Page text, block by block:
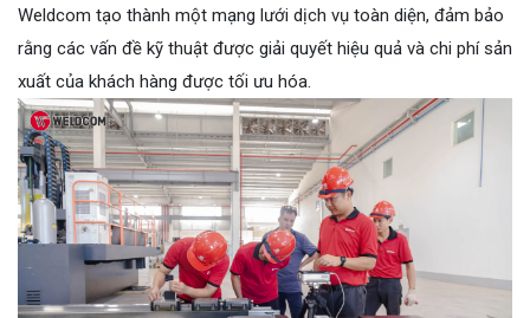
Weldcom tạo thành một mạng lưới dịch vụ toàn diện, đảm bảo
rằng các vấn đề kỹ thuật được giải quyết hiệu quả và chi phí sản
xuất của khách hàng được tối ưu hóa.